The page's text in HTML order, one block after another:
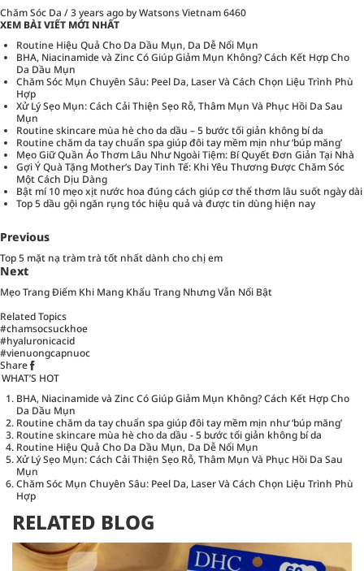
Chăm Sóc Da /3 years ago by Watsons Vietnam6460
XEM BÀI VIẾT MỚI NHẤT
Routine Hiệu Quả Cho Da Dầu Mụn, Da Dễ Nổi Mụn
BHA, Niacinamide và Zinc Có Giúp Giảm Mụn Không? Cách Kết Hợp Cho
Da Dầu Mụn
Chăm Sóc Mụn Chuyên Sâu: Peel Da, Laser Và Cách Chọn Liệu Trình Phù
Hợp
Xử Lý Sẹo Mụn: Cách Cải Thiện Sẹo Rỗ, Thâm Mụn Và Phục Hồi Da Sau
Mụn
Routine skincare mùa hè cho da dầu – 5 bước tối giản không bí da
Routine chăm da tay chuẩn spa giúp đôi tay mềm mịn như ‘búp măng’
Mẹo Giữ Quần Áo Thơm Lâu Như Ngoài Tiệm: Bí Quyết Đơn Giản Tại Nhà
Gợi Ý Quà Tặng Mother’s Day Tinh Tế: Khi Yêu Thương Được Chăm Sóc
Một Cách Dịu Dàng
Bật mí 10 mẹo xịt nước hoa đúng cách giúp cơ thể thơm lâu suốt ngày dài
Top 5 dầu gội ngăn rụng tóc hiệu quả và được tin dùng hiện nay
Previous
Top 5 mặt nạ tràm trà tốt nhất dành cho chị em
Next
Mẹo Trang Điểm Khi Mang Khẩu Trang Nhưng Vẫn Nổi Bật
Related Topics
#chamsocsuckhoe
#hyaluronicacid
#vienuongcapnuoc
Share
WHAT’S HOT
BHA, Niacinamide và Zinc Có Giúp Giảm Mụn Không? Cách Kết Hợp Cho
Da Dầu Mụn
Routine chăm da tay chuẩn spa giúp đôi tay mềm mịn như ‘búp măng’
Routine skincare mùa hè cho da dầu - 5 bước tối giản không bí da
Routine Hiệu Quả Cho Da Dầu Mụn, Da Dễ Nổi Mụn
Xử Lý Sẹo Mụn: Cách Cải Thiện Sẹo Rỗ, Thâm Mụn Và Phục Hồi Da Sau
Mụn
Chăm Sóc Mụn Chuyên Sâu: Peel Da, Laser Và Cách Chọn Liệu Trình Phù
Hợp
RELATED BLOG